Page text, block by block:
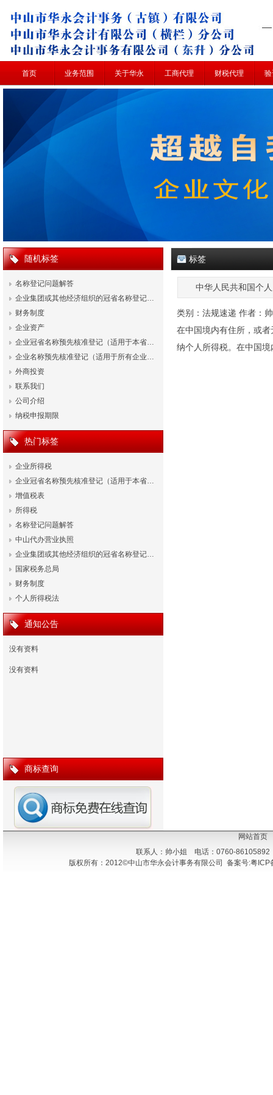
首页 业务范围 关于华永 工商代理 财税代理
标签
中华人民共和国个
类别： 法规速递 作者：
在中国境内有住所，或
纳个人所得税。在中国
随机标签
名称登记问题解答
企业集团或其他经济组织的冠省名称登记…
财务制度
企业资产
企业冠省名称预先核准登记（适用于本省…
企业名称预先核准登记（适用于所有企业…
外商投资
联系我们
公司介绍
纳税申报期限
热门标签
企业所得税
企业冠省名称预先核准登记（适用于本省…
增值税表
所得税
名称登记问题解答
中山代办营业执照
企业集团或其他经济组织的冠省名称登记…
国家税务总局
财务制度
个人所得税法
通知公告
没有资料
没有资料
商标查询
网站首页
联系人：帅小姐 电话：0760-
版权所有：2012©中山市华永会计事务有限公司 备案号:粤